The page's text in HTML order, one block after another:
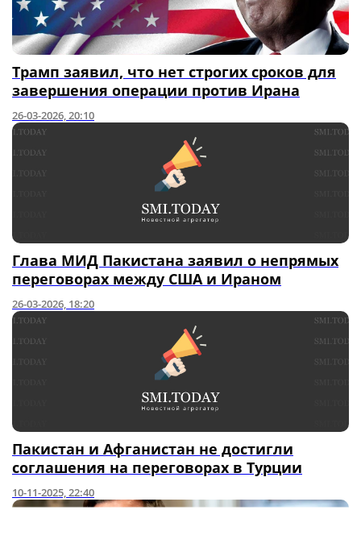
Трамп заявил, что нет строгих сроков для
завершения операции против Ирана
26-03-2026, 20:10
Глава МИД Пакистана заявил о непрямых
переговорах между США и Ираном
26-03-2026, 18:20
Пакистан и Афганистан не достигли
соглашения на переговорах в Турции
10-11-2025, 22:40